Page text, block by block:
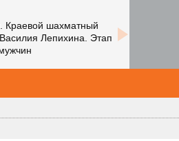
Краевой шахматный
Лепихина. Этап